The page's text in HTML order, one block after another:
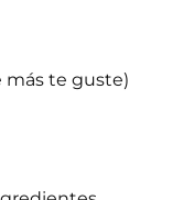
más te guste)